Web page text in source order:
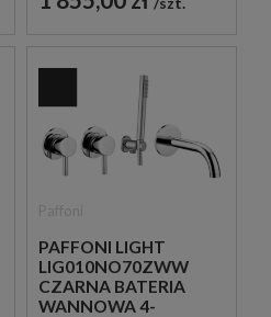
PAFFONI LIGHT
LIG010NO70ZWW
CZARNA BATERIA
WANNOWA 4-